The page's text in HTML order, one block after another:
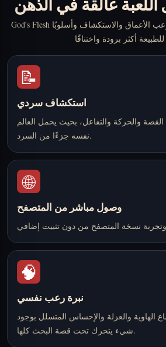
God's Flesh اختيار قوي إذا كنت تريد رعب الأعماق والاستكشاف وأسلوبًا
📝
استكشاف سردي
القصة والحركة والتفاعل، بحيث يحمل العالم
نفسه جزءًا من السرد.
🌐
وصول مباشر من المتصفح
🧠
نبرة رعب نفسي
الهاوية والعزلة والإحساس المتسلل بوجود
شيء يتحرك تحت قصة البحث كلها.